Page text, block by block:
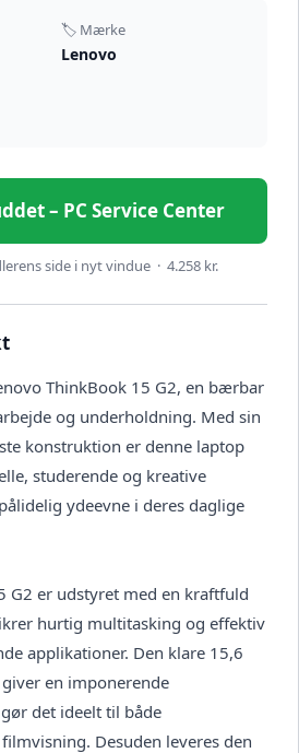
🏷️ Mærke
Lenovo
– PC Service Center
side i nyt vindue · 4.258 kr.
ThinkBook 15 G2, en bærbar
og underholdning. Med sin
konstruktion er denne laptop
studerende og kreative
ydeevne i deres daglige
G2 er udstyret med en kraftfuld
hurtig multitasking og effektiv
applikationer. Den klare 15,6
en imponerende
det ideelt til både
Desuden leveres den